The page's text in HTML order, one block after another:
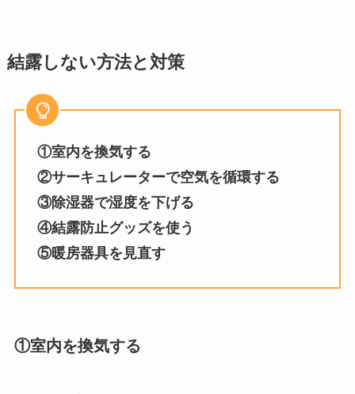
結露しない方法と対策
①室内を換気する
②サーキュレーターで空気を循環する
③除湿器で湿度を下げる
④結露防止グッズを使う
⑤暖房器具を見直す
①室内を換気する